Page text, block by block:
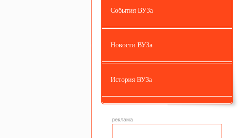
События ВУЗа
Новости ВУЗа
История ВУЗа
реклама